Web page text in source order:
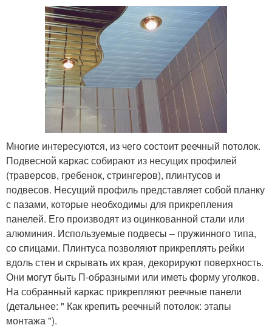
Многие интересуются, из чего состоит реечный потолок.
Подвесной каркас собирают из несущих профилей
(траверсов, гребенок, стрингеров), плинтусов и
подвесов. Несущий профиль представляет собой планку
с пазами, которые необходимы для прикрепления
панелей. Его производят из оцинкованной стали или
алюминия. Используемые подвесы – пружинного типа,
со спицами. Плинтуса позволяют прикреплять рейки
вдоль стен и скрывать их края, декорируют поверхность.
Они могут быть П-образными или иметь форму уголков.
На собранный каркас прикрепляют реечные панели
(детальнее: " Как крепить реечный потолок: этапы
монтажа ").